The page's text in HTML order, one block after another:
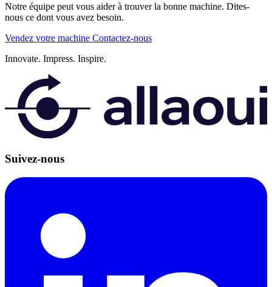
Notre équipe peut vous aider à trouver la bonne machine. Dites-
nous ce dont vous avez besoin.
Vendez votre machine Contactez-nous
Innovate. Impress. Inspire.
Suivez-nous